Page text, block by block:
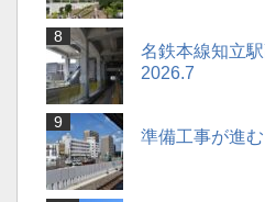
名鉄本線知立
2026.7
準備工事が進